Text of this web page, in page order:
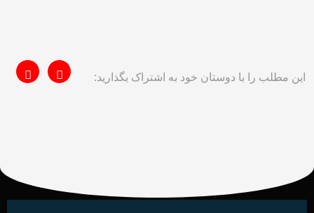
این مطلب را با دوستان خود به اشتراک بگذارید: